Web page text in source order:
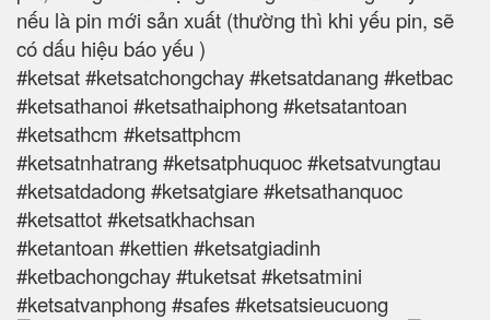
nếu là pin mới sản xuất (thường thì khi yếu pin, sẽ
có dấu hiệu báo yếu )
#ketsat #ketsatchongchay #ketsatdanang #ketbac
#ketsathanoi #ketsathaiphong #ketsatantoan
#ketsathcm #ketsattphcm
#ketsatnhatrang #ketsatphuquoc #ketsatvungtau
#ketsatdadong #ketsatgiare #ketsathanquoc
#ketsattot #ketsatkhachsan
#ketantoan #kettien #ketsatgiadinh
#ketbachongchay #tuketsat #ketsatmini
#ketsatvanphong #safes #ketsatsieucuong